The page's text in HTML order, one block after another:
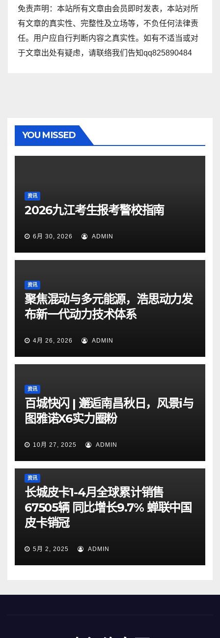
免责声明：本站所有文章由会员即时发表，本站对所
有文章的真实性、完整性及立场等，不负任何法律责
任。用户应自行判断内容之真实性。如有不适当或对
于文章出处有疑虑，请联络我们告知qq825890484
YOU MISSED
资讯
2026九江考生报考警校指南
6月 30, 2026 ADMIN
资讯
聚焦混动与多元能源，浩思动力发
布新一代动力技术体系
4月 26, 2026 ADMIN
资讯
百城快闪 | 邂逅南昌秋日，风景i与
图雅诺X6实力圈粉
10月 27, 2025 ADMIN
资讯
长城皮卡1-4月全球累计销售
67505辆 同比增长9.7% 蝉联中国
皮卡销冠
5月 2, 2025 ADMIN